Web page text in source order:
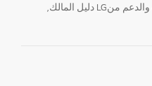
تحتاج معلومة؟ او لديك سؤال ؟ يمكننا المساعدة. سواء كنت فى حاجة الى حجز منتجك او التواصل مع احد ممثلى دعم LG أو الحصول على خدمة صيانة. إيجاد أجوبة ومعلومات أسهل عبر خدمة الإنترنت والدعم منLG دليل المالك,